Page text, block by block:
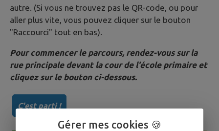
autre. (Si vous ne trouvez pas le QR-code, ou pour
aller plus vite, vous pouvez cliquer sur le bouton
"Raccourci" tout en bas).
Pour commencer le parcours, rendez-vous sur la
rue principale devant la cour de l'école primaire et
cliquez sur le bouton ci-dessous.
C'est parti !
Gérer mes cookies 🍪